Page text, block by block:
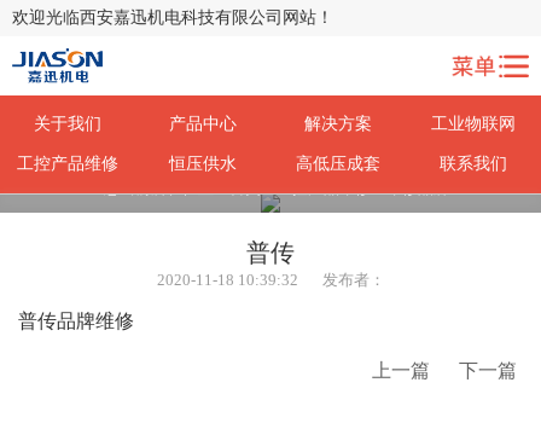
欢迎光临西安嘉迅机电科技有限公司网站！
关于我们 产品中心 解决方案 工业物联网
工控产品维修 恒压供水 高低压成套
联系我们
普传
2020-11-18 10:39:32 发布者：
普传品牌维修
上一篇 下一篇